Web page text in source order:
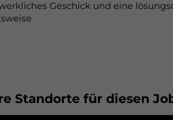
Geschick und eine
Standorte für diesen